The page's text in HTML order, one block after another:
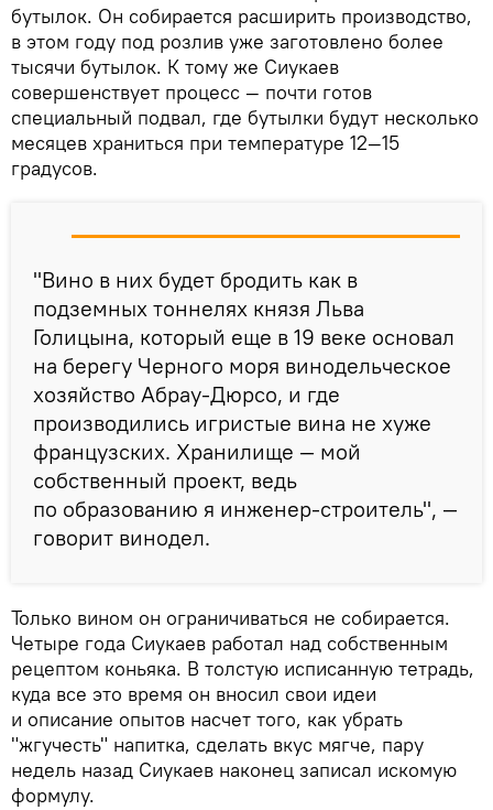
бутылок. Он собирается расширить производство,
в этом году под розлив уже заготовлено более
тысячи бутылок. К тому же Сиукаев
совершенствует процесс — почти готов
специальный подвал, где бутылки будут несколько
месяцев храниться при температуре 12—15
градусов.
"Вино в них будет бродить как в
подземных тоннелях князя Льва
Голицына, который еще в 19 веке основал
на берегу Черного моря винодельческое
хозяйство Абрау-Дюрсо, и где
производились игристые вина не хуже
французских. Хранилище — мой
собственный проект, ведь
по образованию я инженер-строитель", —
говорит винодел.
Только вином он ограничиваться не собирается.
Четыре года Сиукаев работал над собственным
рецептом коньяка. В толстую исписанную тетрадь,
куда все это время он вносил свои идеи
и описание опытов насчет того, как убрать
"жгучесть" напитка, сделать вкус мягче, пару
недель назад Сиукаев наконец записал искомую
формулу.